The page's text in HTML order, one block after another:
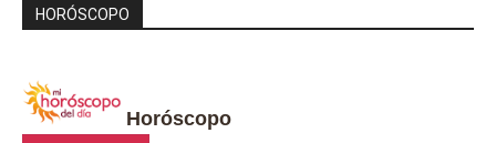
HORÓSCOPO
Horóscopo